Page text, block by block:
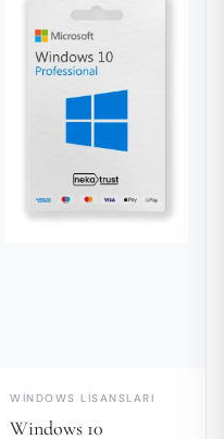
WINDOWS LISANSLARI
Windows 10